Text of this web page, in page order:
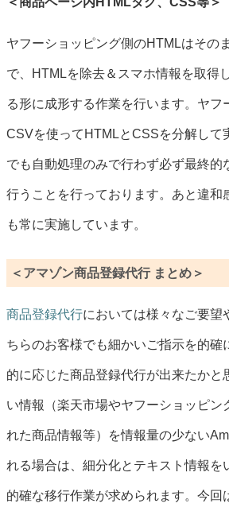
ヤフーショッピング側のHTMLはその
で、HTMLを除去＆スマホ情報を取得
る形に成形する作業を行います。ヤフ
CSVを使ってHTMLとCSSを分解して
でも自動処理のみで行わず必ず最終的
行うことを行っております。あと違和
も常に実施しています。
＜アマゾン商品登録代行 まとめ＞
商品登録代行においては様々なご要望
ちらのお客様でも細かいご指示を的確
的に応じた商品登録代行が出来たかと
い情報（楽天市場やヤフーショッピン
れた商品情報等）を情報量の少ない
れる場合は、細分化とテキスト情報を
的確な移行作業が求められます。今回